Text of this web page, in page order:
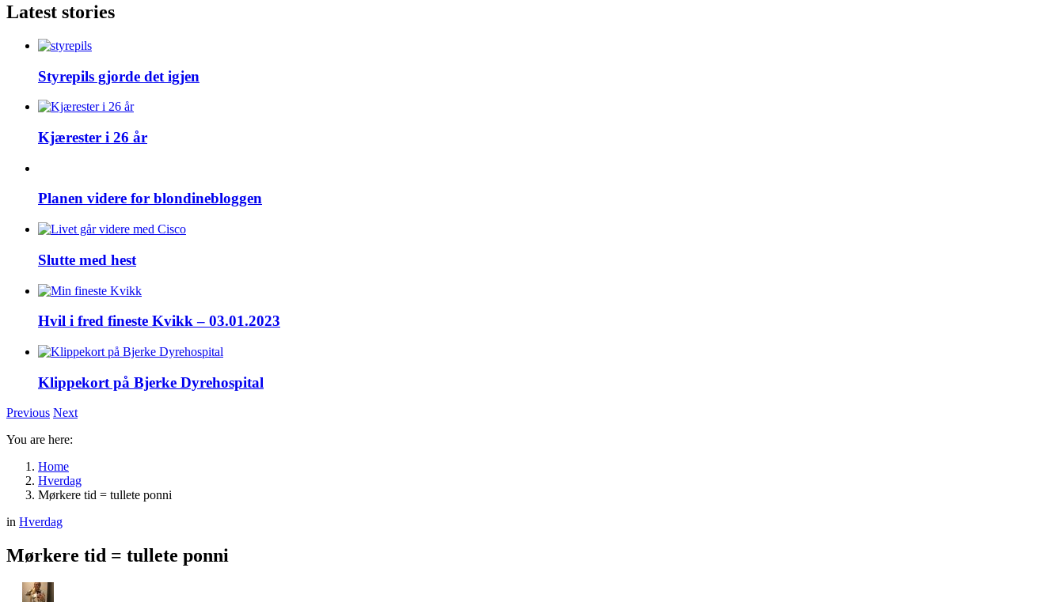
Latest stories
Styrepils gjorde det igjen
Kjærester i 26 år
Planen videre for blondinebloggen
Slutte med hest
Hvil i fred fineste Kvikk – 03.01.2023
Klippekort på Bjerke Dyrehospital
Previous Next
You are here:
Home
Hverdag
Mørkere tid = tullete ponni
in Hverdag
Mørkere tid = tullete ponni